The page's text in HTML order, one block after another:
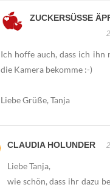
ZUCKERSÜSSE
Ich hoffe auch, dass ich ihn
die Kamera bekomme :-)
Liebe Grüße, Tanja
CLAUDIA HOLUNDER
Liebe Tanja,
wie schön, dass ihr dazu